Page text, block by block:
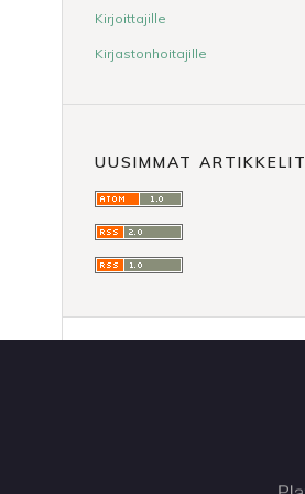
Kirjoittajille
Kirjastonhoitajille
UUSIMMAT ARTIKKELIT